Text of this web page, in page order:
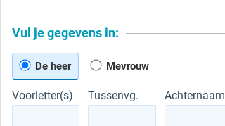
Vul je gegevens in:
De heer Mevrouw
Voorletter(s) Tussenvg. Achternaam